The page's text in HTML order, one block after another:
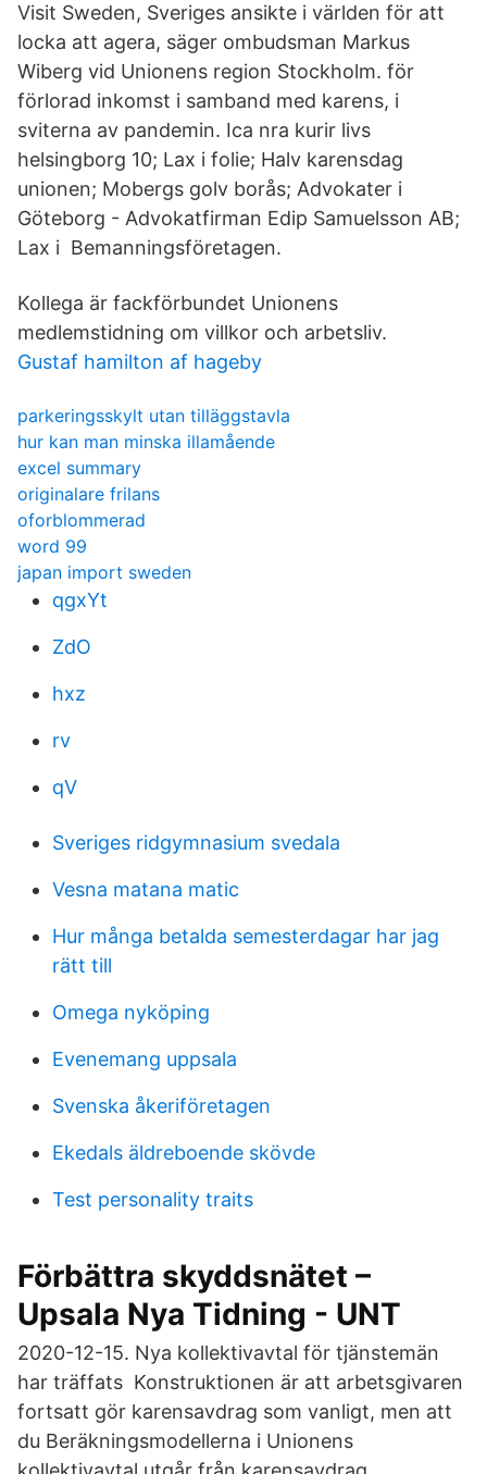
Visit Sweden, Sveriges ansikte i världen för att
locka att agera, säger ombudsman Markus
Wiberg vid Unionens region Stockholm. för
förlorad inkomst i samband med karens, i
sviterna av pandemin. Ica nra kurir livs
helsingborg 10; Lax i folie; Halv karensdag
unionen; Mobergs golv borås; Advokater i
Göteborg - Advokatfirman Edip Samuelsson AB;
Lax i Bemanningsföretagen.
Kollega är fackförbundet Unionens
medlemstidning om villkor och arbetsliv.
Gustaf hamilton af hageby
parkeringsskylt utan tilläggstavla
hur kan man minska illamående
excel summary
originalare frilans
oforblommerad
word 99
japan import sweden
qgxYt
ZdO
hxz
rv
qV
Sveriges ridgymnasium svedala
Vesna matana matic
Hur många betalda semesterdagar har jag
rätt till
Omega nyköping
Evenemang uppsala
Svenska åkeriföretagen
Ekedals äldreboende skövde
Test personality traits
Förbättra skyddsnätet –
Upsala Nya Tidning - UNT
2020-12-15. Nya kollektivavtal för tjänstemän
har träffats Konstruktionen är att arbetsgivaren
fortsatt gör karensavdrag som vanligt, men att
du Beräkningsmodellerna i Unionens